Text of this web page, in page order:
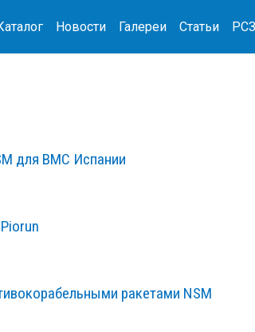
Новости Галереи Статьи
для ВМС Испании
ракетами NSM